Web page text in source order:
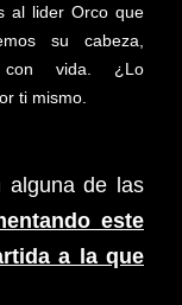
al lider Orco que
su cabeza,
vida. ¿Lo
ti mismo.
alguna de las
este
a la que